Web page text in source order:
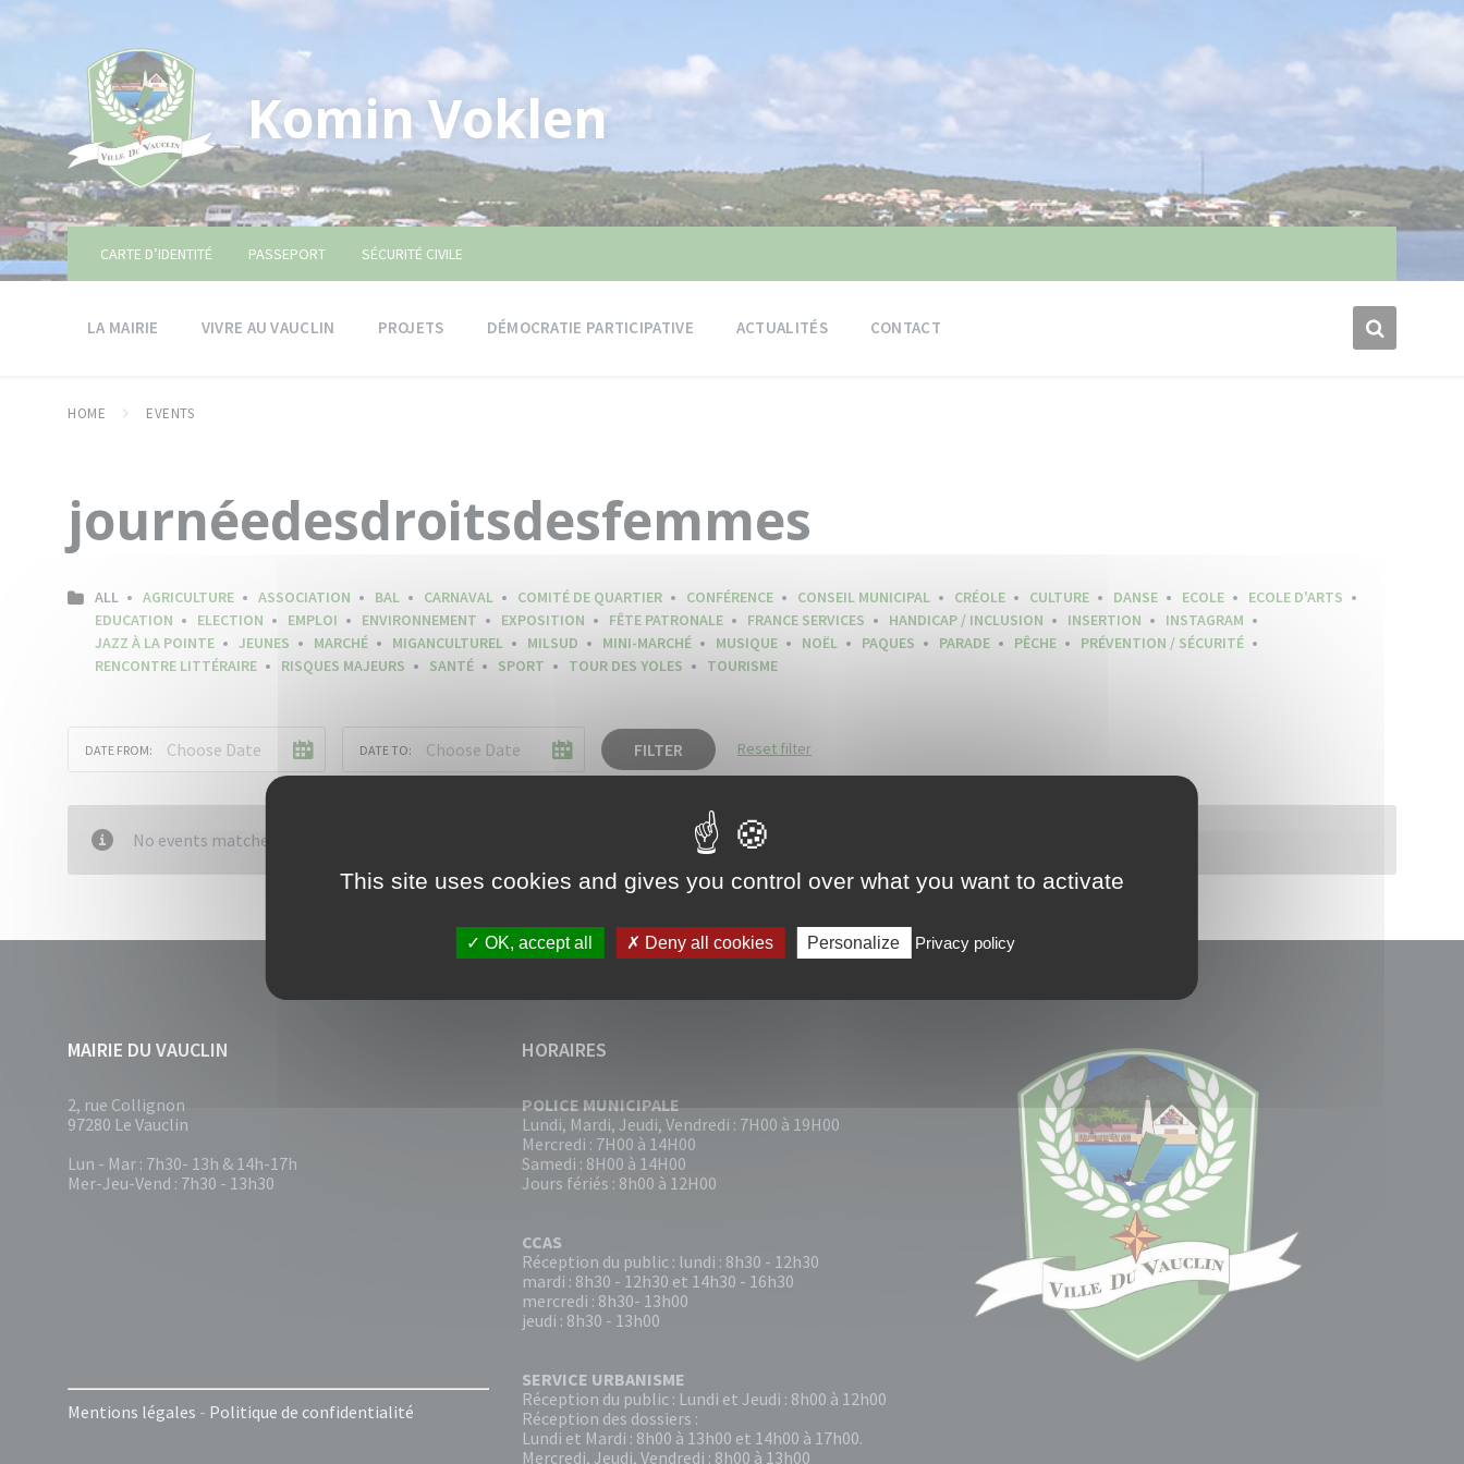
Komin Voklen
CARTE D’IDENTITÉ PASSEPORT SÉCURITÉ CIVILE
LA MAIRIE VIVRE AU VAUCLIN PROJETS DÉMOCRATIE PARTICIPATIVE ACTUALITÉS CONTACT
HOME EVENTS
journéedesdroitsdesfemmes
ALL AGRICULTURE ASSOCIATION BAL CARNAVAL COMITÉ DE QUARTIER CONFÉRENCE CONSEIL MUNICIPAL CRÉOLE CULTURE DANSE ECOLE
ECOLE D'ARTS
EDUCATION
ELECTION EMPLOI ENVIRONNEMENT EXPOSITION FÊTE PATRONALE FRANCE SERVICES HANDICAP / INCLUSION INSERTION
INSTAGRAM
JAZZ À LA POINTE
JEUNES MARCHÉ MIGANCULTUREL MILSUD MINI-MARCHÉ MUSIQUE NOËL PAQUES PARADE PÊCHE
PRÉVENTION / SÉCURITÉ
RENCONTRE LITTÉRAIRE
RISQUES MAJEURS SANTÉ SPORT TOUR DES YOLES TOURISME
DATE FROM: DATE TO: FILTER Reset filter
No events matched your criteria
MAIRIE DU VAUCLIN
2, rue Collignon
97280 Le Vauclin
Lun - Mar : 7h30- 13h & 14h-17h
Mer-Jeu-Vend : 7h30 - 13h30
Mentions légales - Politique de confidentialité
HORAIRES
POLICE MUNICIPALE
Lundi, Mardi, Jeudi, Vendredi : 7H00 à 19H00
Mercredi : 7H00 à 14H00
Samedi : 8H00 à 14H00
Jours fériés : 8h00 à 12H00
CCAS
Réception du public : lundi : 8h30 - 12h30
mardi : 8h30 - 12h30 et 14h30 - 16h30
mercredi : 8h30- 13h00
jeudi : 8h30 - 13h00
SERVICE URBANISME
Réception du public : Lundi et Jeudi : 8h00 à 12h00
Réception des dossiers :
Lundi et Mardi : 8h00 à 13h00 et 14h00 à 17h00.
Mercredi, Jeudi, Vendredi : 8h00 à 13h00
This site uses cookies and gives you control over what you want to activate
OK, accept all Deny all cookies Personalize Privacy policy